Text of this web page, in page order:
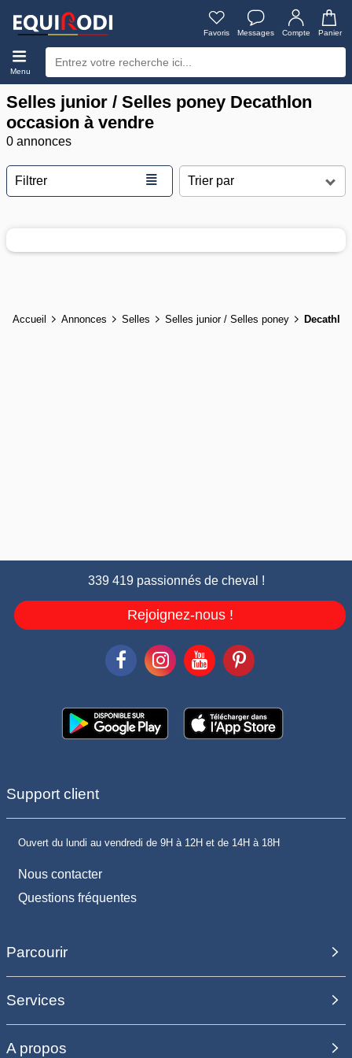
Favoris Messages Compte Panier
Menu
Selles junior / Selles poney Decathlon
occasion à vendre
0 annonces
Filtrer ≣
Accueil Annonces Selles Selles junior / Selles poney Decathlon
339 419 passionnés de cheval !
Rejoignez-nous !
Support client
Ouvert du lundi au vendredi de 9H à 12H et de 14H à 18H
Nous contacter
Questions fréquentes
Parcourir
Services
A propos